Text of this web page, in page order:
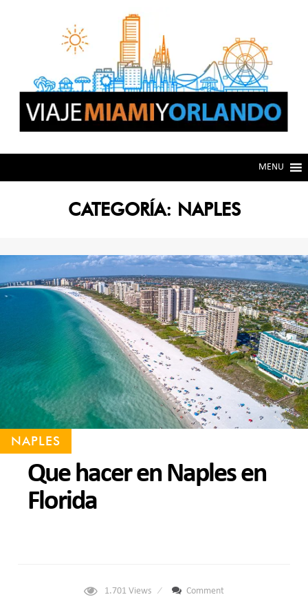
MENU
CATEGORÍA: NAPLES
NAPLES
Que hacer en Naples en
Florida
1.701 Views Comment